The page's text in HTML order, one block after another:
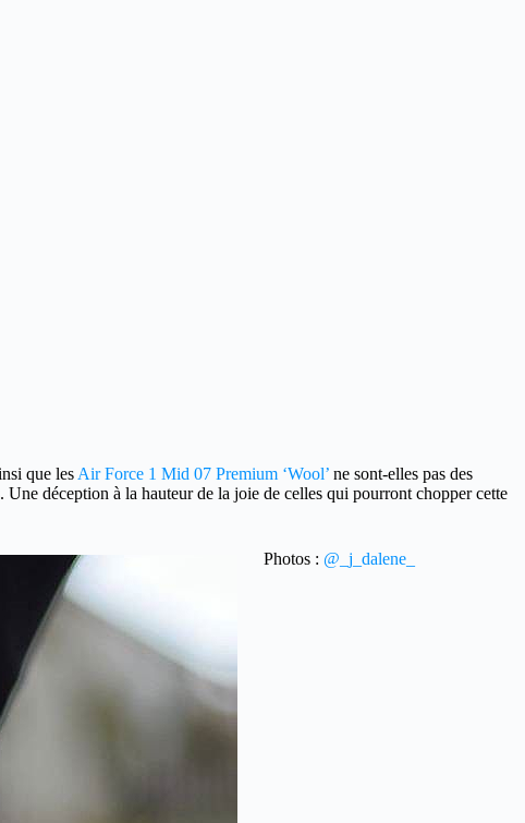
que les Air Force 1 Mid 07 Premium ‘Wool’ ne sont-elles pas des
déception à la hauteur de la joie de celles qui pourront chopper cette
Photos : @_j_dalene_